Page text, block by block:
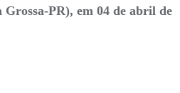
PR), em 04 de abril de